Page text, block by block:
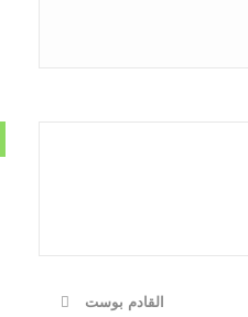
القادم بوست